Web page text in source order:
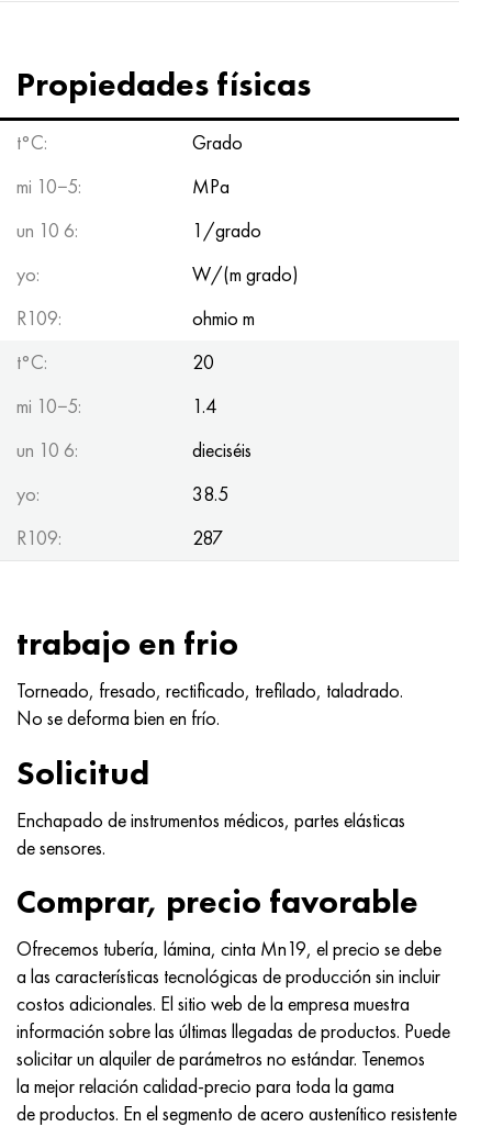
Propiedades físicas
t°С:
Grado
mi 10−5:
MPa
un 10 6:
1/grado
yo:
W/(m grado)
R109:
ohmio m
t°С:
20
mi 10−5:
1.4
un 10 6:
dieciséis
yo:
38.5
R109:
287
trabajo en frio
Torneado, fresado, rectificado, trefilado, taladrado.
No se deforma bien en frío.
Solicitud
Enchapado de instrumentos médicos, partes elásticas
de sensores.
Comprar, precio favorable
Ofrecemos tubería, lámina, cinta Mn19, el precio se debe
a las características tecnológicas de producción sin incluir
costos adicionales. El sitio web de la empresa muestra
información sobre las últimas llegadas de productos. Puede
solicitar un alquiler de parámetros no estándar. Tenemos
la mejor relación calidad-precio para toda la gama
de productos. En el segmento de acero austenítico resistente